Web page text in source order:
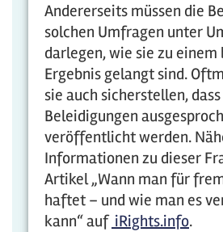
Andererseits müssen die
solchen Umfragen unter
darlegen, wie sie zu
Ergebnis gelangt sind.
sie auch sicherstellen,
Beleidigungen
veröffentlicht werden.
Informationen zu dieser
Artikel „Wann man für
haftet – und wie man es
kann“ auf iRights.info.